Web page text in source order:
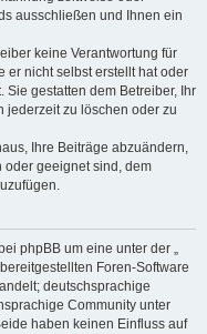
ausschließen und Ihnen ein
keine Verantwortung für
er nicht selbst erstellt hat oder
gestatten dem Betreiber, Ihr
jederzeit zu löschen oder zu
Ihre Beiträge abzuändern,
oder geeignet sind, dem
phpBB um eine unter der „
bereitgestellten Foren-Software
deutschsprachige
Community unter
haben keinen Einfluss auf